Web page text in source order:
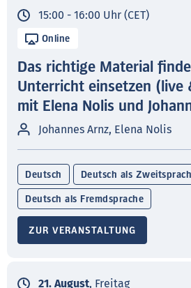
15:00 - 16:00 Uhr (CET)
Online
Das richtige Material
Unterricht einsetzen (live
mit Elena Nolis und
Johannes Arnz, Elena Nolis
Deutsch Deutsch als
Deutsch als Fremdsprache
ZUR VERANSTALTUNG
21. August, Freitag